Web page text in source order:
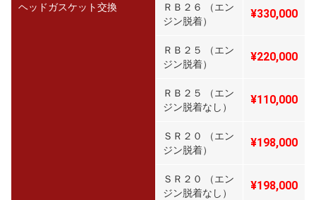
ヘッドガスケット交換
ＲＢ２６ （エン
ジン脱着）
¥330,000
ＲＢ２５ （エン
ジン脱着）
¥220,000
ＲＢ２５ （エン
ジン脱着なし）
¥110,000
ＳＲ２０ （エン
ジン脱着）
¥198,000
ＳＲ２０ （エン
ジン脱着なし）
¥198,000